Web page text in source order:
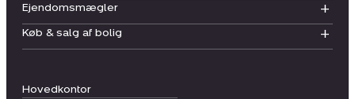
Hovedkontor
Ejendomsmægler
Køb & salg af bolig